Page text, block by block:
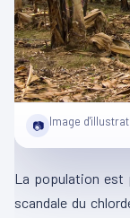
📷 Image
La population est
scandale du